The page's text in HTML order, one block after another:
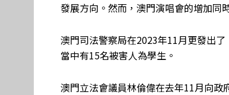
發展方向。然而，澳門演唱會的增加同
澳門司法警察局在2023年11月更發出
當中有15名被害人為學生。
澳門立法會議員林倫偉在去年11月向